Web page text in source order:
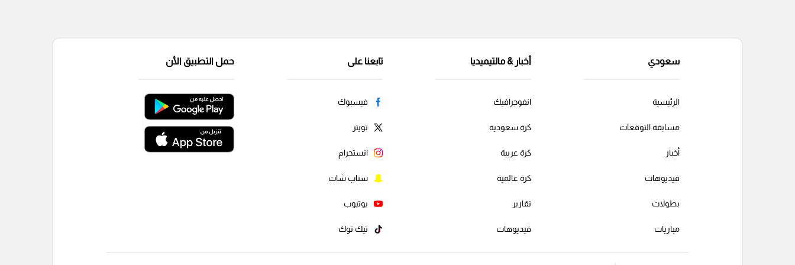
سعودي
الرئيسية
مسابقة التوقعات
أخبار
فيديوهات
بطولات
مباريات
أخبار & مالتيميديا
انفوجرافيك
كرة سعودية
كرة عربية
كرة عالمية
تقارير
فيديوهات
تابعنا على
فيسبوك
تويتر
انستجرام
سناب شات
يوتيوب
تيك توك
حمل التطبيق الأن